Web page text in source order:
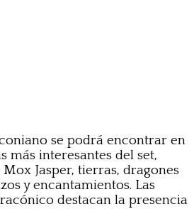
se podrá encontrar en
más interesantes del set,
Jasper, tierras, dragones
y encantamientos. Las
destacan la presencia